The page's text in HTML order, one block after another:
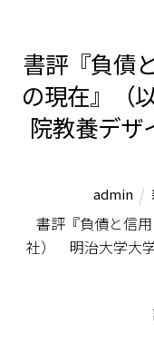
書評『負債
の現在』（
院教養デザ
admin
書評『負債と信用
社） 明治大学大